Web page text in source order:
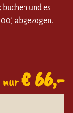
und es
abgezogen.
nur€ 66,-